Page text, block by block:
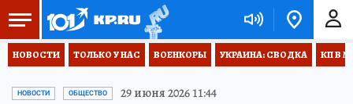
НОВОСТИ ТОЛЬКО У НАС ВОЕНКОРЫ УКРАИНА: СВОДКА КП В
НОВОСТИ ОБЩЕСТВО 29 июня 2026 11:44